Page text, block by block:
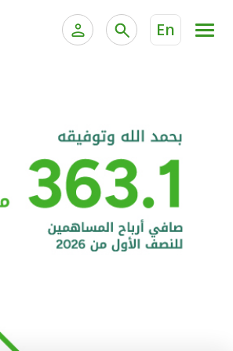
En
الخدمات المصرفية الإلكترونية للشركات
خدمة "بيتك" للتداول الإلكتروني
الحسابات المصرفية
البطاقات
"برامج العملاء"